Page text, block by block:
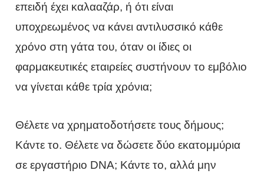
επειδή έχει καλααζάρ, ή ότι είναι
υποχρεωμένος να κάνει αντιλυσσικό κάθε
χρόνο στη γάτα του, όταν οι ίδιες οι
φαρμακευτικές εταιρείες συστήνουν το εμβόλιο
να γίνεται κάθε τρία χρόνια;
Θέλετε να χρηματοδοτήσετε τους δήμους;
Κάντε το. Θέλετε να δώσετε δύο εκατομμύρια
σε εργαστήριο DNA; Κάντε το, αλλά μην